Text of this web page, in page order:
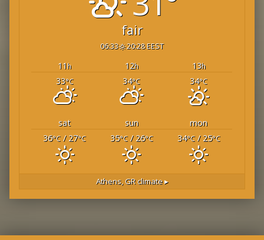
fair
06:33 20:28 EEST
11h 12h 13h
33°C 34°C 34°C
sat sun
mon
36°C/ 27°C 35°C/ 26°C 34°C/ 25°C
Athens, GRclimate ▸